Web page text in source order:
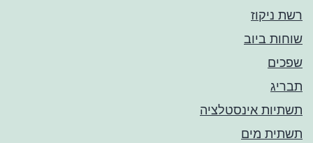
רשת ניקוז
שוחות ביוב
שפכים
תבריג
תשתיות אינסטלציה
תשתית מים